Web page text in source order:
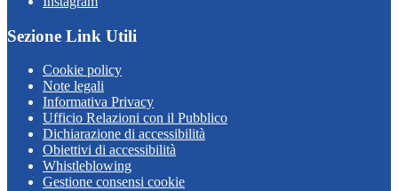
Sezione Link Utili
Cookie policy
Note legali
Informativa Privacy
Ufficio Relazioni con il Pubblico
Dichiarazione di accessibilità
Obiettivi di accessibilità
Whistleblowing
Gestione consensi cookie